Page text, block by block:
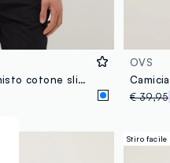
Camicia azzurra slim in misto cotone slim fit
OVS
€ 39,95
Stiro facile